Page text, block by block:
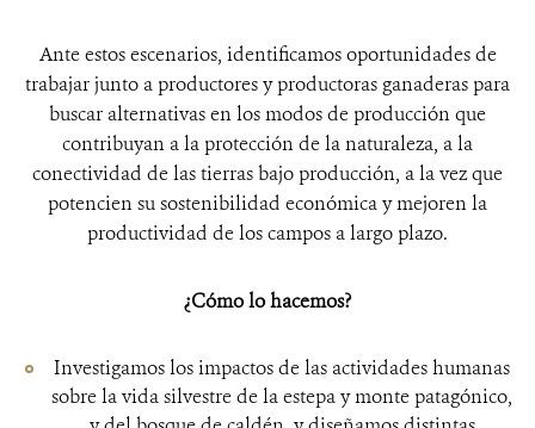
Ante estos escenarios, identificamos oportunidades de
trabajar junto a productores y productoras ganaderas para
buscar alternativas en los modos de producción que
contribuyan a la protección de la naturaleza, a la
conectividad de las tierras bajo producción, a la vez que
potencien su sostenibilidad económica y mejoren la
productividad de los campos a largo plazo.
¿Cómo lo hacemos?
Investigamos los impactos de las actividades humanas
sobre la vida silvestre de la estepa y monte patagónico,